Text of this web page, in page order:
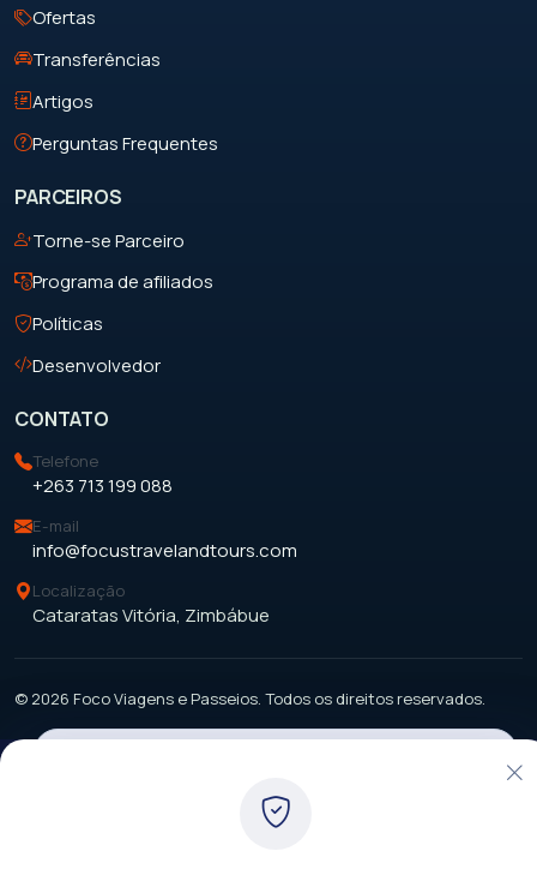
Ofertas
Transferências
Artigos
Perguntas Frequentes
PARCEIROS
Torne-se Parceiro
Programa de afiliados
Políticas
Desenvolvedor
CONTATO
Telefone
+263 713 199 088
E-mail
info@focustravelandtours.com
Localização
Cataratas Vitória, Zimbábue
© 2026 Foco Viagens e Passeios. Todos os direitos reservados.
Usamos cookies primários para tratamento de sessões,
fluxo de reservas, rastreamento de consentimento